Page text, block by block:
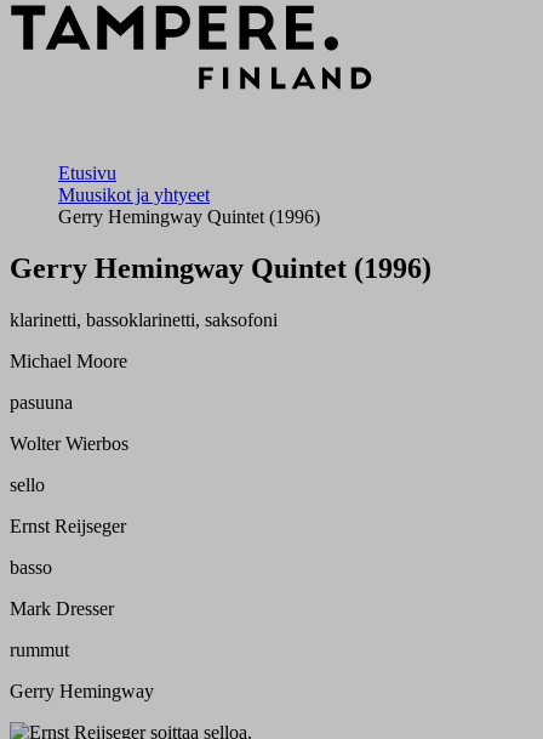
Etusivu
Muusikot ja yhtyeet
Gerry Hemingway Quintet (1996)
Gerry Hemingway Quintet (1996)
klarinetti, bassoklarinetti, saksofoni
Michael Moore
pasuuna
Wolter Wierbos
sello
Ernst Reijseger
basso
Mark Dresser
rummut
Gerry Hemingway